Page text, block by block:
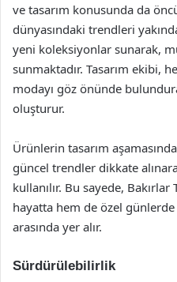
ve tasarım konusunda da
dünyasındaki trendleri
yeni koleksiyonlar sunarak,
sunmaktadır. Tasarım ekibi,
modayı göz önünde
oluşturur.
Ürünlerin tasarım
güncel trendler dikkate
kullanılır. Bu sayede,
hayatta hem de özel
arasında yer alır.
Sürdürülebilirlik